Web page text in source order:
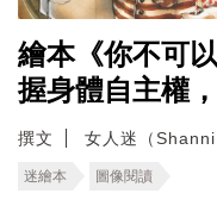
繪本《你不可
握身體自主權
撰文 女人迷（Shanni
迷繪本 圖像閱讀